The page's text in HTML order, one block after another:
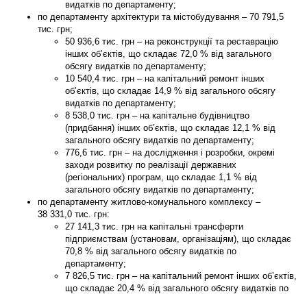
видатків по департаменту;
по департаменту архітектури та містобудування – 70 791,5
тис. грн;
50 936,6 тис. грн – на реконструкції та реставрацію
інших об’єктів, що складає 72,0 % від загального
обсягу видатків по департаменту;
10 540,4 тис. грн – на капітальний ремонт інших
об’єктів, що складає 14,9 % від загального обсягу
видатків по департаменту;
8 538,0 тис. грн – на капітальне будівництво
(придбання) інших об’єктів, що складає 12,1 % від
загального обсягу видатків по департаменту;
776,6 тис. грн – на дослідження і розробки, окремі
заходи розвитку по реалізації державних
(регіональних) програм, що складає 1,1 % від
загального обсягу видатків по департаменту;
по департаменту житлово-комунального комплексу –
38 331,0 тис. грн:
27 141,3 тис. грн на капітальні трансферти
підприємствам (установам, організаціям), що складає
70,8 % від загального обсягу видатків по
департаменту;
7 826,5 тис. грн – на капітальний ремонт інших об’єктів,
що складає 20,4 % від загального обсягу видатків по